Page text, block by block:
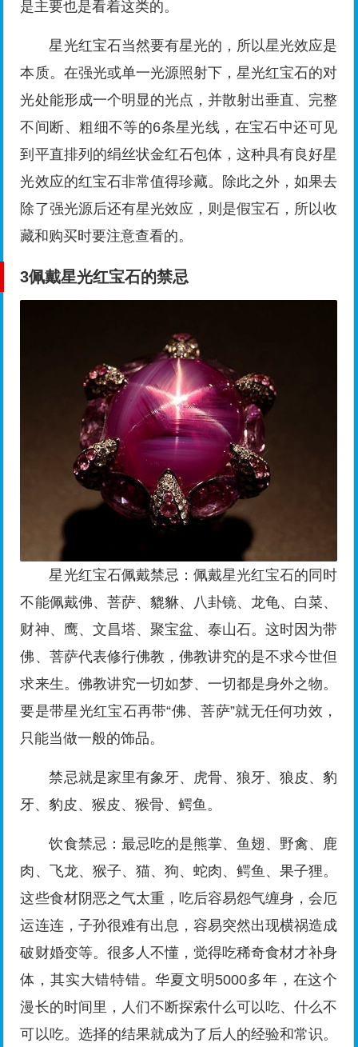
是主要也是看着这类的。
星光红宝石当然要有星光的，所以星光效应是
本质。在强光或单一光源照射下，星光红宝石的对
光处能形成一个明显的光点，并散射出垂直、完整
不间断、粗细不等的6条星光线，在宝石中还可见
到平直排列的绢丝状金红石包体，这种具有良好星
光效应的红宝石非常值得珍藏。除此之外，如果去
除了强光源后还有星光效应，则是假宝石，所以收
藏和购买时要注意查看的。
3佩戴星光红宝石的禁忌
星光红宝石佩戴禁忌：佩戴星光红宝石的同时
不能佩戴佛、菩萨、貔貅、八卦镜、龙龟、白菜、
财神、鹰、文昌塔、聚宝盆、泰山石。这时因为带
佛、菩萨代表修行佛教，佛教讲究的是不求今世但
求来生。佛教讲究一切如梦、一切都是身外之物。
要是带星光红宝石再带“佛、菩萨”就无任何功效，
只能当做一般的饰品。
禁忌就是家里有象牙、虎骨、狼牙、狼皮、豹
牙、豹皮、猴皮、猴骨、鳄鱼。
饮食禁忌：最忌吃的是熊掌、鱼翅、野禽、鹿
肉、飞龙、猴子、猫、狗、蛇肉、鳄鱼、果子狸。
这些食材阴恶之气太重，吃后容易怨气缠身，会厄
运连连，子孙很难有出息，容易突然出现横祸造成
破财婚变等。很多人不懂，觉得吃稀奇食材才补身
体，其实大错特错。华夏文明5000多年，在这个
漫长的时间里，人们不断探索什么可以吃、什么不
可以吃。选择的结果就成为了后人的经验和常识。